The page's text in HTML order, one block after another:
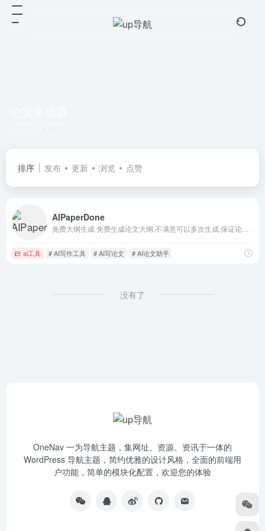
排序 发布 更新 浏览 点赞
AIPaperDone
ai工具 # AI写作工具 # AI写论文 # AI论文助手
没有了
OneNav 一为导航主题，集网址、资源、资讯于一体的
WordPress 导航主题，简约优雅的设计风格，全面的前端用
户功能，简单的模块化配置，欢迎您的体验